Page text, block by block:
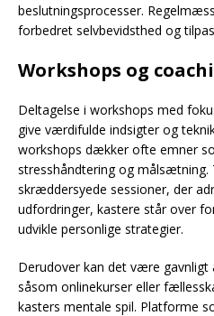
beslutningsprocesser.
forbedret selvbevidsthed og
Workshops og
Deltagelse i workshops med
give værdifulde indsigter og
workshops dækker ofte emner
stresshåndtering og målsætning.
skræddersyede sessioner, der
udfordringer, kastere står over
udvikle personlige strategier.
Derudover kan det være gavnligt
såsom onlinekurser eller
kasters mentale spil. Platforme